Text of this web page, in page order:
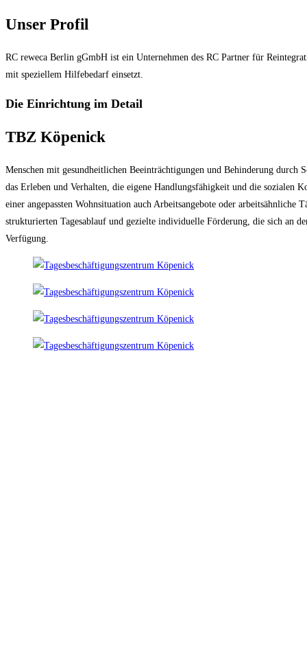
Unser Profil
RC reweca Berlin gGmbH ist ein Unternehmen des RC Partner für
mit speziellem Hilfebedarf einsetzt.
Die Einrichtung im Detail
TBZ Köpenick
Menschen mit gesundheitlichen Beeinträchtigungen und Behinderung
das Erleben und Verhalten, die eigene Handlungsfähigkeit und die
einer angepassten Wohnsituation auch Arbeitsangebote oder
strukturierten Tagesablauf und gezielte individuelle Förderung, die sich an
Verfügung.